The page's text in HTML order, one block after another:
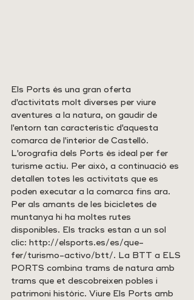
Els Ports és una gran oferta
d'activitats molt diverses per viure
aventures a la natura, on gaudir de
l'entorn tan característic d'aquesta
comarca de l'interior de Castelló.
L'orografia dels Ports és ideal per fer
turisme actiu. Per això, a continuació es
detallen totes les activitats que es
poden executar a la comarca fins ara.
Per als amants de les bicicletes de
muntanya hi ha moltes rutes
disponibles. Els tracks estan a un sol
clic: http://elsports.es/es/que-
fer/turismo-activo/btt/. La BTT a ELS
PORTS combina trams de natura amb
trams que et descobreixen pobles i
patrimoni històric. Viure Els Ports amb